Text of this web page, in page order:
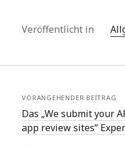
Veröffentlicht in
VORANGEHENDER BEITRAG
Das „We submit your
app review sites“